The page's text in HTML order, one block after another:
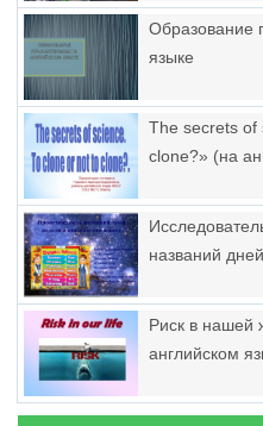
Образование
языке
The secrets of
clone?» (на
названий
Риск в нашей
английском